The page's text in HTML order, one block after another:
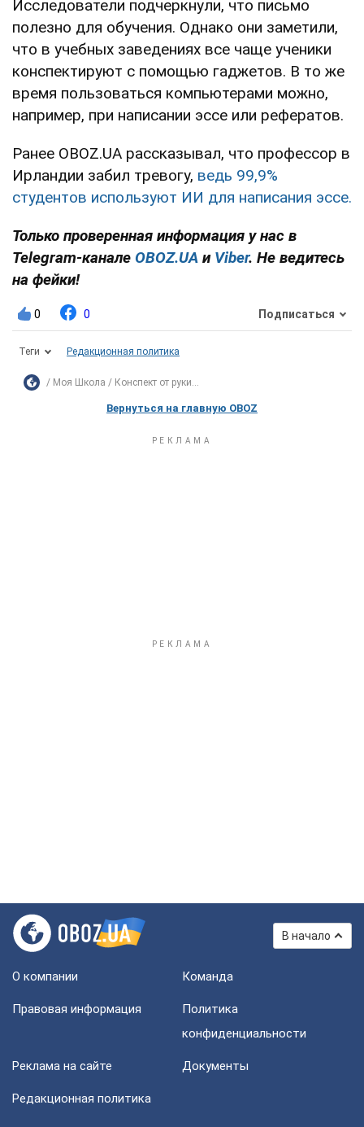
Исследователи подчеркнули, что письмо
полезно для обучения. Однако они заметили,
что в учебных заведениях все чаще ученики
конспектируют с помощью гаджетов. В то же
время пользоваться компьютерами можно,
например, при написании эссе или рефератов.
Ранее OBOZ.UA рассказывал, что профессор в
Ирландии забил тревогу, ведь 99,9%
студентов используют ИИ для написания эссе.
Только проверенная информация у нас в
Telegram-канале OBOZ.UA и Viber. Не ведитесь
на фейки!
0 0 Подписаться
Теги Редакционная политика
Моя Школа Конспект от руки...
Вернуться на главную OBOZ
В начало
О компании Команда
Правовая информация
Политика
конфиденциальности
Реклама на сайте Документы
Редакционная политика